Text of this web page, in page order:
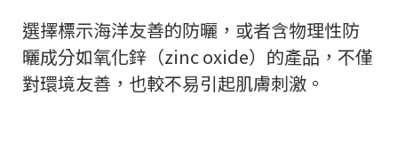
選擇標示海洋友善的防曬，或者含物理性防
曬成分如氧化鋅（zinc oxide）的產品，不僅
對環境友善，也較不易引起肌膚刺激。